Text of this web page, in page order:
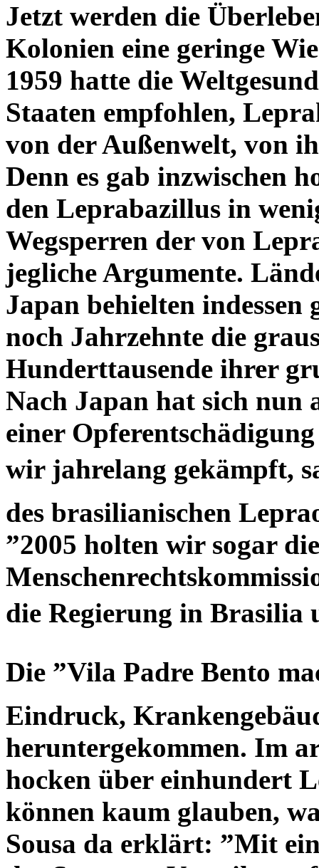
Jetzt werden die
Kolonien eine geringe
1959 hatte die
Staaten empfohlen,
von der Außenwelt, von
Denn es gab inzwischen
den Leprabazillus in
Wegsperren der von
jegliche Argumente.
Japan behielten
noch Jahrzehnte die
Hunderttausende ihrer
Nach Japan hat sich nun
einer
wir jahrelang gekämpft,
des brasilianischen
”2005 holten wir sogar
die Regierung in Brasilia
Die ”Vila Padre Bento
Eindruck,
heruntergekommen. Im
hocken über einhundert
können kaum glauben,
Sousa da erklärt: ”Mit